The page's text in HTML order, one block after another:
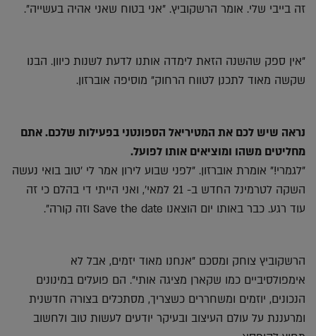
זה בייבי שלי. אומר הרשקוביץ. "אני בטוח שאני אהיה בעשייה".
"אין ספק שהשנה הזאת לימדה אותנו לדעת לשנות כיוון. הבנו
שקשה מאוד לתכנן לטווח הרחוק" מוסיפה אוברזון.
נראה שיש לכם את המטיריאל הספונטני בפעילות שלכם. אתם
מחליטים משהו ומוציאים אותו לפועל.
"לגמרי!" אומרת אוברזון. "לפני שבוע לירון אמר לי 'טוב בואי נעשה
השקה לטרמינל החדש ב- 21 למאי', ואני הייתי די בהלם כי זה
עוד רגע. כבר באותו יום הוצאנו Save the date וזה קורה".
הרשקוביץ צוחק ומסכם "אנחנו מאוד יזמים, אבל לא
אימפולסיביים כמו שקארן מציגה אותי". הם פועלים במינונים
הנכונים, יוזמים ומשחררים כשצריך, מסתכלים בצורה חדשנית
ומרעננת על עולם העיצוב ובעיקר יודעים לעשות טוב ולחשוב